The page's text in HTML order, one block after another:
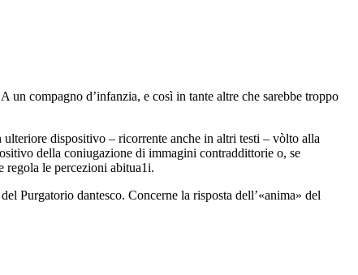
A un compagno d’infanzia, e così in tante altre che sarebbe troppo
ulteriore dispositivo – ricorrente anche in altri testi – vòlto alla
della coniugazione di immagini contraddittorie o, se
regola le percezioni abi­tua1i.
Purgatorio dantesco. Concerne la risposta dell’«anima» del